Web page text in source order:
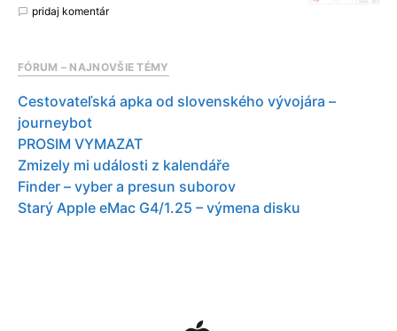
pridaj komentár
FÓRUM – NAJNOVŠIE TÉMY
Cestovateľská apka od slovenského vývojára –
journeybot
PROSIM VYMAZAT
Zmizely mi události z kalendáře
Finder – vyber a presun suborov
Starý Apple eMac G4/1.25 – výmena disku